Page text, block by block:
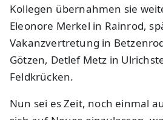
Kollegen übernahmen sie
Eleonore Merkel in Rainrod,
Vakanzvertretung in
Götzen, Detlef Metz in
Feldkrücken.
Nun sei es Zeit, noch einmal